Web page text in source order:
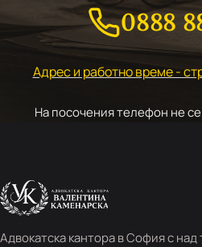
0888
Адрес и работно време -
На посочения телефон не
Адвокатска кантора в София с над